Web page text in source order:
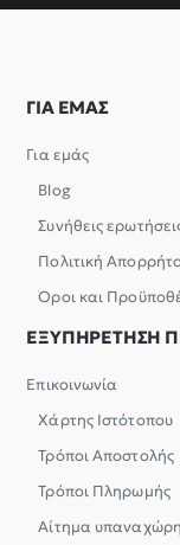
ΓΙΑ ΕΜΑΣ
Για εμάς
Blog
Συνήθεις
Πολιτική
Όροι και
ΕΞΥΠΗΡΕΤΗΣΗ
Επικοινωνία
Χάρτης Ιστότοπου
Τρόποι Αποστολής
Τρόποι Πληρωμής
Αίτημα